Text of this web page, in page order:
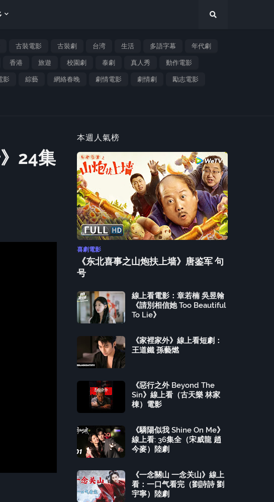
古裝電影 古裝劇 台湾 生活 多語字幕 年代劇
香港 旅遊 校園劇 泰劇 真人秀 動作電影
影 綜藝 網絡春晚 劇情電影 劇情劇 勵志電影
24集
本週人氣榜
喜劇電影
《东北喜事之山炮扶上墙》唐鉴军 句
号
線上看電影：章若楠 吳昱翰
《請別相信她 Too Beautiful
To Lie》
《家裡家外》線上看短劇：
王道鐵 孫藝燃
《惡行之外 Beyond The
Sin》線上看（古天樂 林家
棟）電影
《驕陽似我 Shine On Me》
線上看: 36集全（宋威龍 趙
今麥）陸劇
《一念關山 一念关山》線上
看：一口气看完（劉詩詩 劉
宇寧）陸劇